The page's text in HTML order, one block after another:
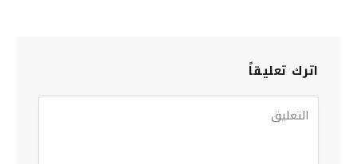
اترك تعليقاً